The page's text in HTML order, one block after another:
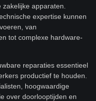
apparaten.
expertise kunnen
van
tot complexe hardware-
reparaties essentieel
productief te houden.
hoogwaardige
over doorlooptijden en